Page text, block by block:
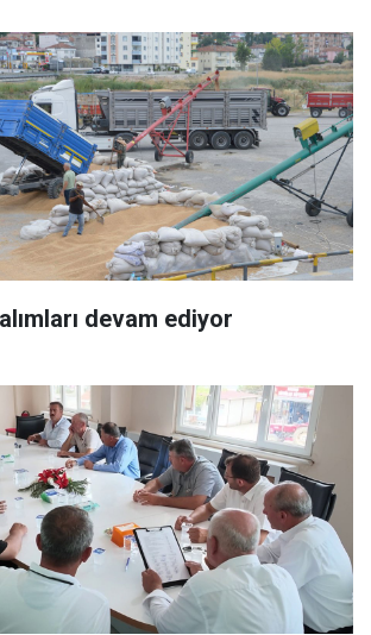
devam ediyor